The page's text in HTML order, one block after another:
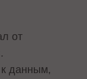
от
данным,